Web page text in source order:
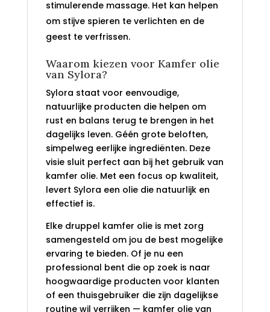
stimulerende massage. Het kan helpen
om stijve spieren te verlichten en de
geest te verfrissen.
Waarom kiezen voor Kamfer olie
van Sylora?
Sylora staat voor eenvoudige,
natuurlijke producten die helpen om
rust en balans terug te brengen in het
dagelijks leven. Géén grote beloften,
simpelweg eerlijke ingrediënten. Deze
visie sluit perfect aan bij het gebruik van
kamfer olie. Met een focus op kwaliteit,
levert Sylora een olie die natuurlijk en
effectief is.
Elke druppel kamfer olie is met zorg
samengesteld om jou de best mogelijke
ervaring te bieden. Of je nu een
professional bent die op zoek is naar
hoogwaardige producten voor klanten
of een thuisgebruiker die zijn dagelijkse
routine wil verrijken — kamfer olie van